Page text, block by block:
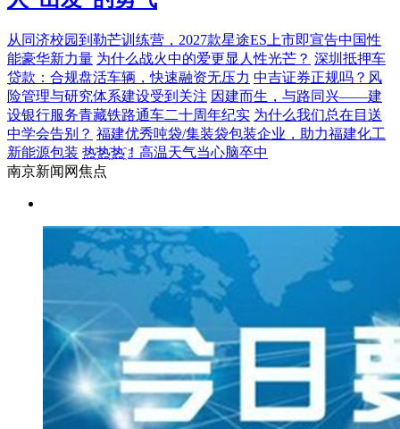
从同济校园到勒芒训练营，2027款星途ES上市即宣告中国性
能豪华新力量 为什么战火中的爱更显人性光芒？ 深圳抵押车
贷款：合规盘活车辆，快速融资无压力 中吉证券正规吗？风
险管理与研究体系建设受到关注 因建而生，与路同兴——建
设银行服务青藏铁路通车二十周年纪实 为什么我们总在目送
中学会告别？ 福建优秀吨袋/集装袋包装企业，助力福建化工
新能源包装 热҈热҈热҈！高温天气当心脑卒中
南京新闻网焦点